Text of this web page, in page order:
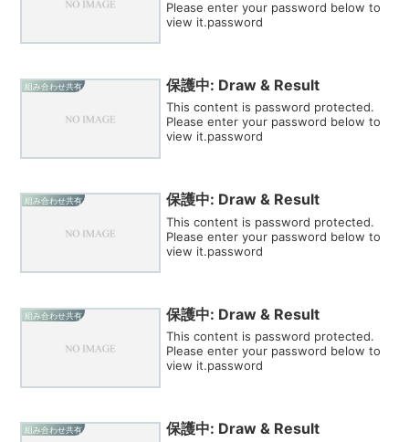
Please enter your password below to
view it.password
組み合わせ共有 保護中: Draw & Result
This content is password protected.
Please enter your password below to
view it.password
組み合わせ共有 保護中: Draw & Result
This content is password protected.
Please enter your password below to
view it.password
組み合わせ共有 保護中: Draw & Result
This content is password protected.
Please enter your password below to
view it.password
組み合わせ共有 保護中: Draw & Result